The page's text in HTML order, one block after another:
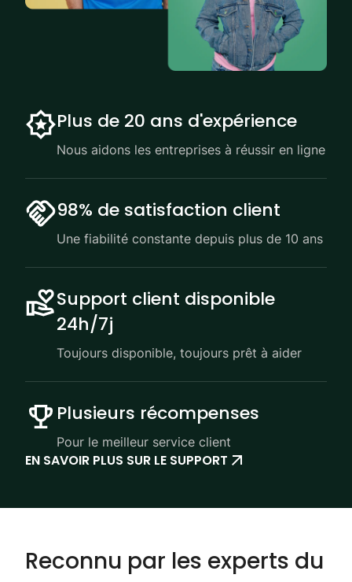
Plus de 20 ans d'expérience
Nous aidons les entreprises à réussir en ligne
98% de satisfaction client
Une fiabilité constante depuis plus de 10 ans
Support client disponible
24h/7j
Toujours disponible, toujours prêt à aider
Plusieurs récompenses
Pour le meilleur service client
EN SAVOIR PLUS SUR LE SUPPORT
Reconnu par les experts du